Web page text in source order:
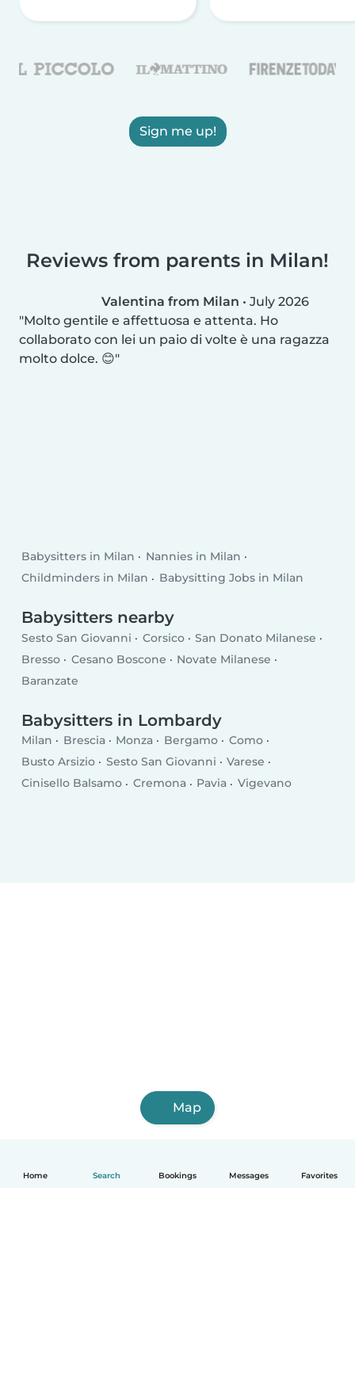
Home Search Bookings Messages Favorites
Sign me up!
Reviews from parents in Milan!
Valentina from Milan • July 2026
Molto gentile e affettuosa e attenta. Ho
collaborato con lei un paio di volte è una ragazza
molto dolce. 😊
Babysitters in Milan
Nannies in Milan
Childminders in Milan
Babysitting Jobs in Milan
Babysitters nearby
Sesto San Giovanni Corsico
San Donato Milanese
Bresso
Cesano Boscone
Novate Milanese
Baranzate
Babysitters in Lombardy
Milan Brescia Monza Bergamo
Como
Busto Arsizio
Sesto San Giovanni
Varese
Cinisello Balsamo
Cremona Pavia Vigevano
Map